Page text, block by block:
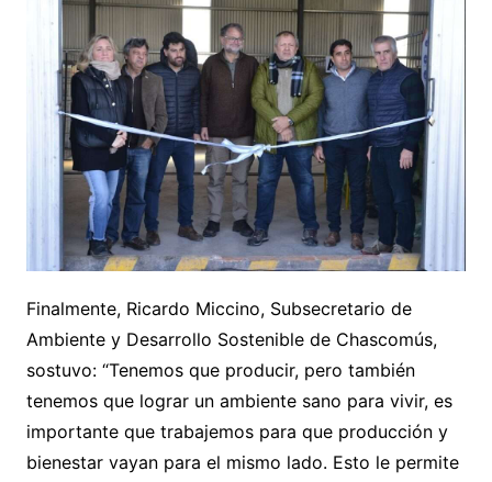
Finalmente, Ricardo Miccino, Subsecretario de
Ambiente y Desarrollo Sostenible de Chascomús,
sostuvo: “Tenemos que producir, pero también
tenemos que lograr un ambiente sano para vivir, es
importante que trabajemos para que producción y
bienestar vayan para el mismo lado. Esto le permite